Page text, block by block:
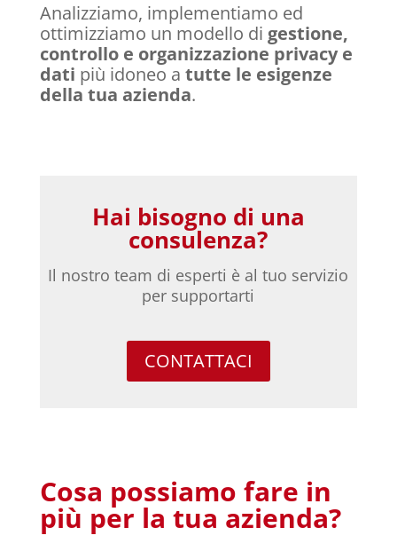
Analizziamo, implementiamo ed
ottimizziamo un modello di gestione,
controllo e organizzazione privacy e
dati più idoneo a tutte le esigenze
della tua azienda.
Hai bisogno di una
consulenza?
Il nostro team di esperti è al tuo servizio
per supportarti
CONTATTACI
Cosa possiamo fare in
più per la tua azienda?